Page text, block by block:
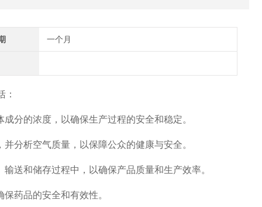
一个月
：
分的浓度，以确保生产过程的安全和稳定。
分析空气质量，以保障公众的健康与安全。
送和储存过程中，以确保产品质量和生产效率。
药品的安全和有效性。